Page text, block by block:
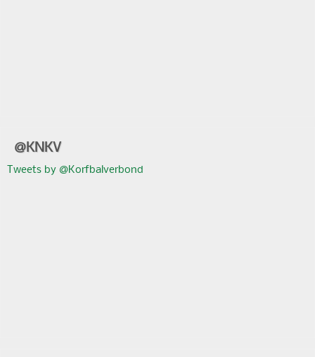
@KNKV
Tweets by @Korfbalverbond